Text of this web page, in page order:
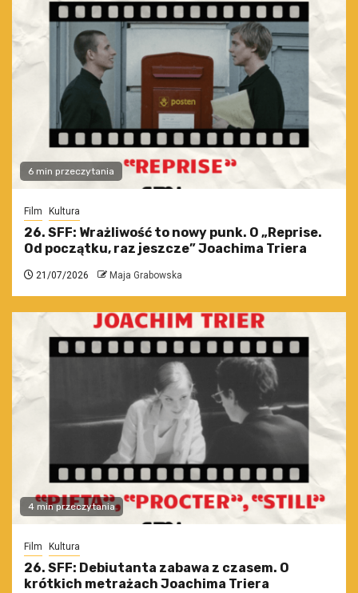
6 min przeczytania
Film Kultura
26. SFF: Wrażliwość to nowy punk. O „Reprise.
Od początku, raz jeszcze” Joachima Triera
21/07/2026 Maja Grabowska
4 min przeczytania
Film Kultura
26. SFF: Debiutanta zabawa z czasem. O
krótkich metrażach Joachima Triera